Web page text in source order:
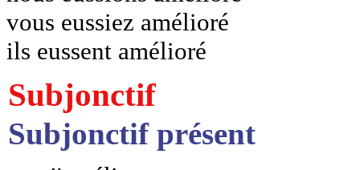
vous eussiez amélioré
ils eussent amélioré
Subjonctif
Subjonctif présent